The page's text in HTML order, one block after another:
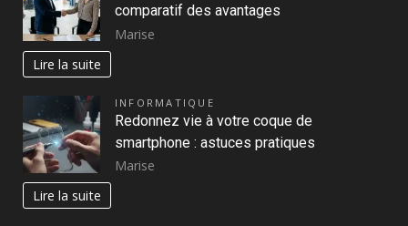
comparatif des avantages
Marise
Lire la suite
INFORMATIQUE
Redonnez vie à votre coque de
smartphone : astuces pratiques
Marise
Lire la suite